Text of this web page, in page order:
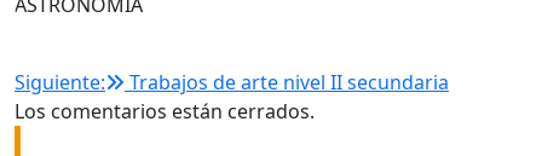
Navegación
de
Siguiente:
Trabajos de arte nivel II secundaria
Los comentarios están cerrados.